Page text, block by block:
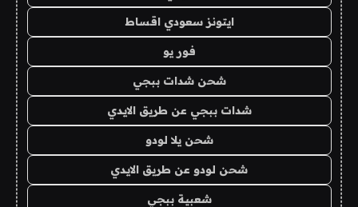
ايتونز سعودي اقساط
فور يو
شحن شدات ببجي
شدات ببجي عن طريق الايدي
شحن يلا لودو
شحن لودو عن طريق الايدي
شعبية ببجي